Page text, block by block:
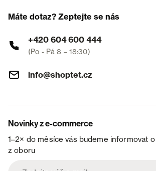
Máte dotaz? Zeptejte se nás
+420 604 600 444
(Po - Pá 8 – 18:30)
info@shoptet.cz
Novinky z e-commerce
1–2× do měsíce vás budeme informovat
z oboru